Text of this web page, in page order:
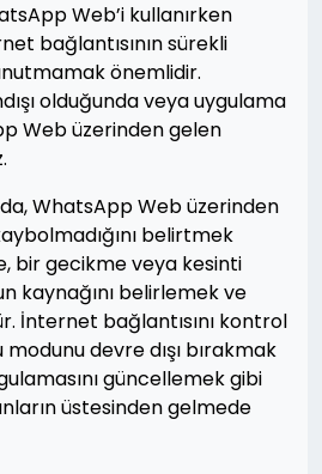
Web’i kullanırken
bağlantısının sürekli
önemlidir.
olduğunda veya uygulama
Web üzerinden gelen
WhatsApp Web üzerinden
belirtmek
bir gecikme veya kesinti
kaynağını belirlemek ve
İnternet bağlantısını kontrol
devre dışı bırakmak
güncellemek gibi
üstesinden gelmede